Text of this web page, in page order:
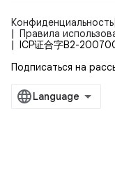
Конфиденциальность
Правила
ICP证合字B2-
Подписаться на